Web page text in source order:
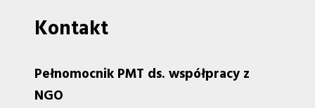
Kontakt
Pełnomocnik PMT ds. współpracy z
NGO